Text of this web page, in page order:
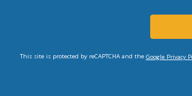
This site is protected by reCAPTCHA and the Google Privacy